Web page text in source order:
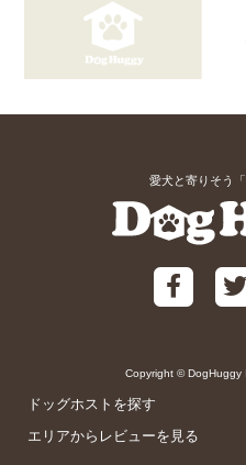
愛犬と寄りそう
Copyright © DogHuggy
ドッグホストを探す
エリアからレビューを見る